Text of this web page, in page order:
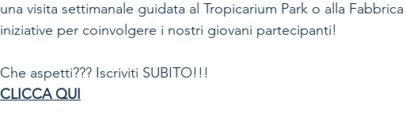
una visita settimanale guidata al Tropicarium Park o alla
iniziative per coinvolgere i nostri giovani partecipanti!
Che aspetti??? Iscriviti SUBITO!!!
CLICCA QUI